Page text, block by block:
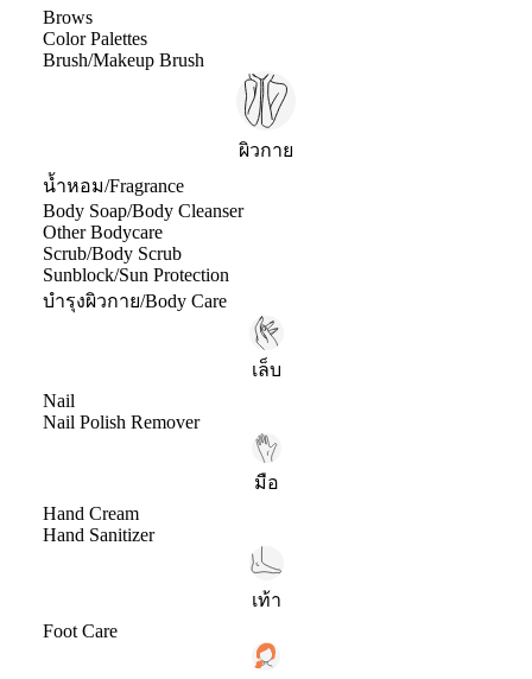
Brows
Color Palettes
Brush/Makeup Brush
ผิวกาย
น้ำหอม/Fragrance
Body Soap/Body Cleanser
Other Bodycare
Scrub/Body Scrub
Sunblock/Sun Protection
บำรุงผิวกาย/Body Care
เล็บ
Nail
Nail Polish Remover
มือ
Hand Cream
Hand Sanitizer
เท้า
Foot Care